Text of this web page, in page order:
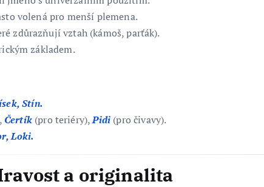
volená pro menší plemena.
zdůrazňují vztah (kámoš, parťák).
základem.
Stín.
Čertík(pro teriéry),Pidi (pro čivavy).
Loki.
a originalita